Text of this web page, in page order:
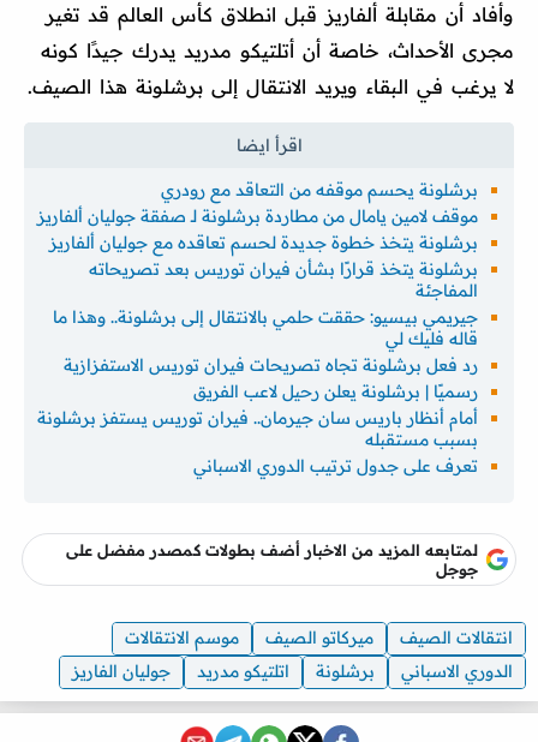
وأفاد أن مقابلة ألفاريز قبل انطلاق كأس العالم قد تغير
مجرى الأحداث، خاصة أن أتلتيكو مدريد يدرك جيدًا كونه
لا يرغب في البقاء ويريد الانتقال إلى برشلونة هذا الصيف.
برشلونة يحسم موقفه من التعاقد مع رودري
موقف لامين يامال من مطاردة برشلونة لـ صفقة جوليان ألفاريز
برشلونة يتخذ خطوة جديدة لحسم تعاقده مع جوليان ألفاريز
برشلونة يتخذ قرارًا بشأن فيران توريس بعد تصريحاته
المفاجئة
جيريمي بيسيو: حققت حلمي بالانتقال إلى برشلونة.. وهذا ما
قاله فليك لي
رد فعل برشلونة تجاه تصريحات فيران توريس الاستفزازية
رسميًا | برشلونة يعلن رحيل لاعب الفريق
أمام أنظار باريس سان جيرمان.. فيران توريس يستفز برشلونة
بسبب مستقبله
تعرف على جدول ترتيب الدوري الاسباني
لمتابعه المزيد من الاخبار أضف بطولات كمصدر مفضل على
جوجل
انتقالات الصيف ميركاتو الصيف
موسم الانتقالات
الدوري الاسباني
برشلونة اتلتيكو مدريد جوليان الفاريز